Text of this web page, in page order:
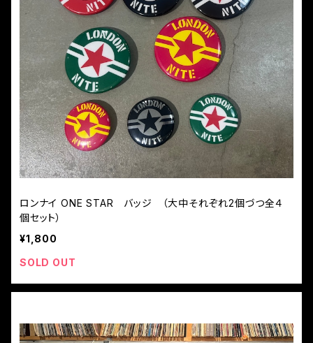
ロンナイ ONE STAR バッジ （大中それぞれ2個づつ全４
個セット）
¥1,800
SOLD OUT